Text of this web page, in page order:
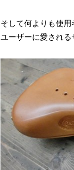
そして何よりも使
ユーザーに愛される